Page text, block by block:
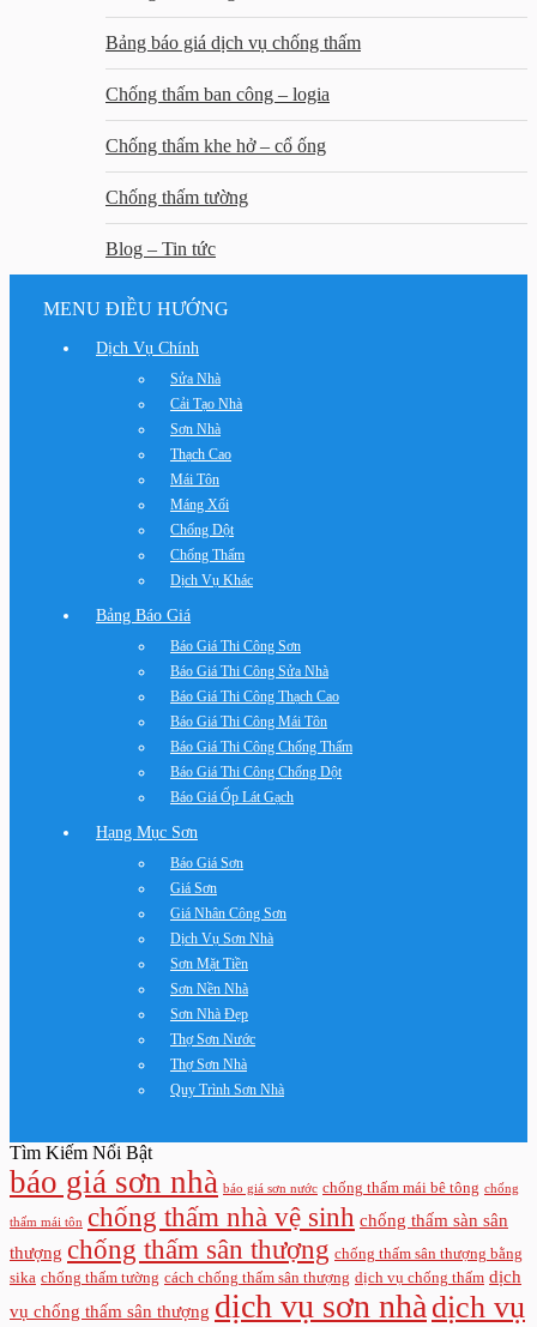
Bảng báo giá dịch vụ chống thấm
Chống thấm ban công – logia
Chống thấm khe hở – cổ ống
Chống thấm tường
Blog – Tin tức
MENU ĐIỀU HƯỚNG
Dịch Vụ Chính
Sửa Nhà
Cải Tạo Nhà
Sơn Nhà
Thạch Cao
Mái Tôn
Máng Xối
Chống Dột
Chống Thấm
Dịch Vụ Khác
Bảng Báo Giá
Báo Giá Thi Công Sơn
Báo Giá Thi Công Sửa Nhà
Báo Giá Thi Công Thạch Cao
Báo Giá Thi Công Mái Tôn
Báo Giá Thi Công Chống Thấm
Báo Giá Thi Công Chống Dột
Báo Giá Ốp Lát Gạch
Hạng Mục Sơn
Báo Giá Sơn
Giá Sơn
Giá Nhân Công Sơn
Dịch Vụ Sơn Nhà
Sơn Mặt Tiền
Sơn Nền Nhà
Sơn Nhà Đẹp
Thợ Sơn Nước
Thợ Sơn Nhà
Quy Trình Sơn Nhà
Tìm Kiếm Nổi Bật
báo giá sơn nhà báo giá sơn nước chống thấm mái bê tông chống
thấm mái tôn chống thấm nhà vệ sinh chống thấm sàn sân
thượng chống thấm sân thượng chống thấm sân thượng bằng
sika chống thấm tường cách chống thấm sân thượng dịch vụ chống thấm dịch
vụ chống thấm sân thượng dịch vụ sơn nhà dịch vụ